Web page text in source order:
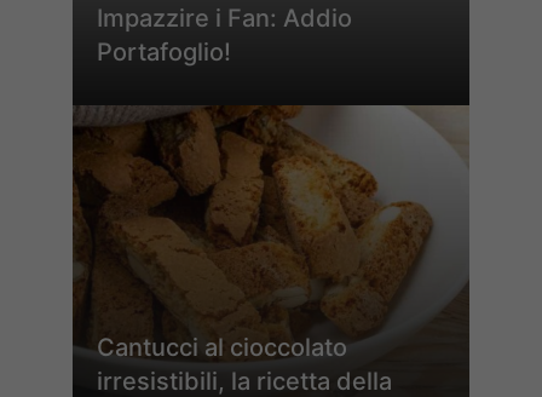
Impazzire i Fan: Addio
Portafoglio!
Cantucci al cioccolato
irresistibili, la ricetta della